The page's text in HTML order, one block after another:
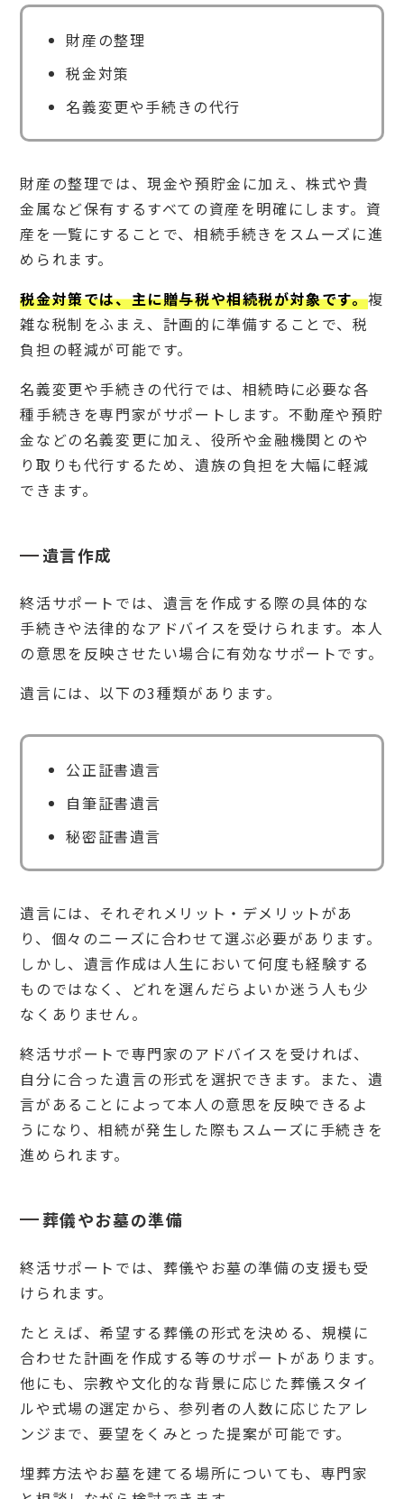
6.
一般
法人
いき
会
（グ
ング
ルー
プ）
6.
3
あか
り保
6.
4
りの
ミカ
コー
ョン
グル
ープ
7
終活
サポ
（終
ラブ
7.
1
悪質
な業
者に
よる
詐欺
行為
7.
親族
間の
の食
い違
終活
サポ
（終
活支
援）
くあ
る質
問
8.
1
とり
でも
終活
財産の整理
税金対策
名義変更や手続きの代行
財産の整理では、現金や預貯金に加え、株式や貴
金属など保有するすべての資産を明確にします。資
産を一覧にすることで、相続手続きをスムーズに進
められます。
税金対策では、主に贈与税や相続税が対象です。複
雑な税制をふまえ、計画的に準備することで、税
負担の軽減が可能です。
名義変更や手続きの代行では、相続時に必要な各
種手続きを専門家がサポートします。不動産や預貯
金などの名義変更に加え、役所や金融機関とのや
り取りも代行するため、遺族の負担を大幅に軽減
できます。
遺言作成
終活サポートでは、遺言を作成する際の具体的な
手続きや法律的なアドバイスを受けられます。本人
の意思を反映させたい場合に有効なサポートです。
遺言には、以下の3種類があります。
公正証書遺言
自筆証書遺言
秘密証書遺言
遺言には、それぞれメリット・デメリットがあ
り、個々のニーズに合わせて選ぶ必要があります。
しかし、遺言作成は人生において何度も経験する
ものではなく、どれを選んだらよいか迷う人も少
なくありません。
終活サポートで専門家のアドバイスを受ければ、
自分に合った遺言の形式を選択できます。また、遺
言があることによって本人の意思を反映できるよ
うになり、相続が発生した際もスムーズに手続きを
進められます。
葬儀やお墓の準備
終活サポートでは、葬儀やお墓の準備の支援も受
けられます。
たとえば、希望する葬儀の形式を決める、規模に
合わせた計画を作成する等のサポートがあります。
他にも、宗教や文化的な背景に応じた葬儀スタイ
ルや式場の選定から、参列者の人数に応じたアレ
ンジまで、要望をくみとった提案が可能です。
埋葬方法やお墓を建てる場所についても、専門家